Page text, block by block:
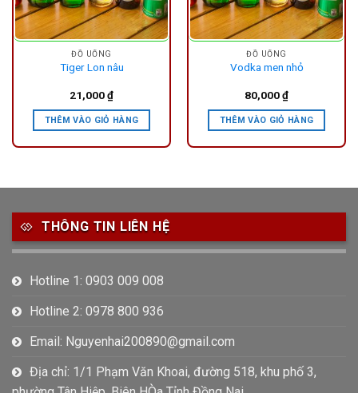
ĐỒ UỐNG
Tiger Lon nâu
21,000₫
THÊM VÀO GIỎ HÀNG
ĐỒ UỐNG
Vodka men nhỏ
80,000₫
THÊM VÀO GIỎ HÀNG
THÔNG TIN LIÊN HỆ
Hotline 1: 0903 009 008
Hotline 2: 0978 800 936
Email: Nguyenhai200890@gmail.com
Địa chỉ: 1/1 Phạm Văn Khoai, đường 518, khu phố 3,